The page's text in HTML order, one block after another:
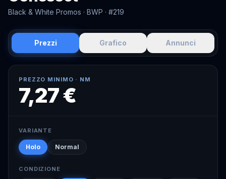
Black & White Promos · BWP · #219
Prezzi Grafico Annunci
PREZZO MINIMO · NM
7,27 €
VARIANTE
Holo Normal
CONDIZIONE